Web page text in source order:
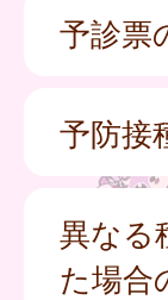
予診票
予防接
異なる
た場合